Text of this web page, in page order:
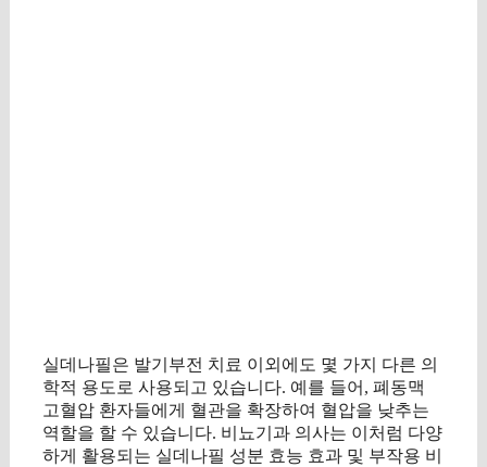
실데나필은 발기부전 치료 이외에도 몇 가지 다른 의
학적 용도로 사용되고 있습니다. 예를 들어, 폐동맥
고혈압 환자들에게 혈관을 확장하여 혈압을 낮추는
역할을 할 수 있습니다. 비뇨기과 의사는 이처럼 다양
하게 활용되는 실데나필 성분 효능 효과 및 부작용 비